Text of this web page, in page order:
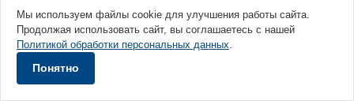
Мы используем файлы cookie для улучшения работы сайта.
Продолжая использовать сайт, вы соглашаетесь с нашей
Политикой обработки персональных данных.
Понятно